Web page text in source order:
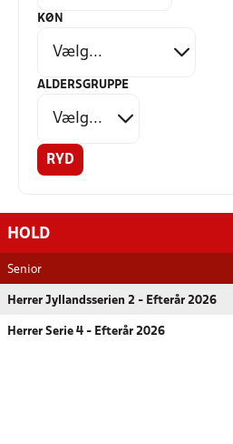
KØN
ALDERSGRUPPE
RYD
HOLD
Senior
Herrer Jyllandsserien 2 - Efterår 2026
Herrer Serie 4 - Efterår 2026